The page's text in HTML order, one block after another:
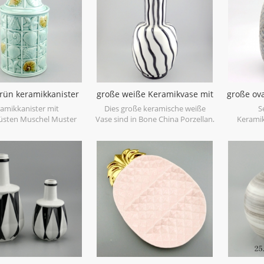
dieslindgrüne Keramikvase.
keramikkanister
home deco mit
Muschel Muster
als Vorratsglas,
verwendet werden,
aus Porzellan.
große weiße Keramikvase mit
schwarzen Handlacklinien
Dies große keramische weiße
Vase sind in Bone China Porzellan,
Hochzeit dekorative Objekte
gemacht. kann einzeln verkauft
werden.
große